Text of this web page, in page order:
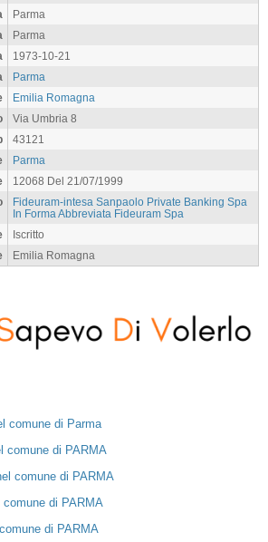
Parma
Parma
1973-10-21
Parma
Emilia Romagna
Via Umbria 8
43121
Parma
12068 Del 21/07/1999
Fideuram-intesa Sanpaolo Private Banking Spa
In Forma Abbreviata Fideuram Spa
Iscritto
Emilia Romagna
comune di Parma
comune di PARMA
comune di PARMA
di PARMA
di PARMA